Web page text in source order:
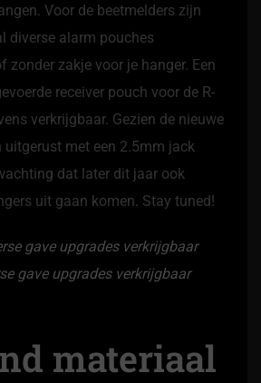
Voor de beetmelders zijn
diverse alarm pouches
zonder zakje voor je hanger. Een
receiver pouch voor de R-
verkrijgbaar. Gezien de nieuwe
uitgerust met een 2.5mm jack
dat later dit jaar ook
uit gaan komen. Stay tuned!
gave upgrades verkrijgbaar
materiaal